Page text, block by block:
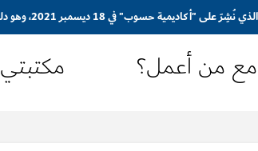
الذي نُشِرَ على "أكاديمية حسوب" في 18 ديسمبر 2021، وهو دليل أكاديمي مُبسَّط ومُوجَّه نحو المترجم المبتدئ
مع من أعمل؟ مكتبتي